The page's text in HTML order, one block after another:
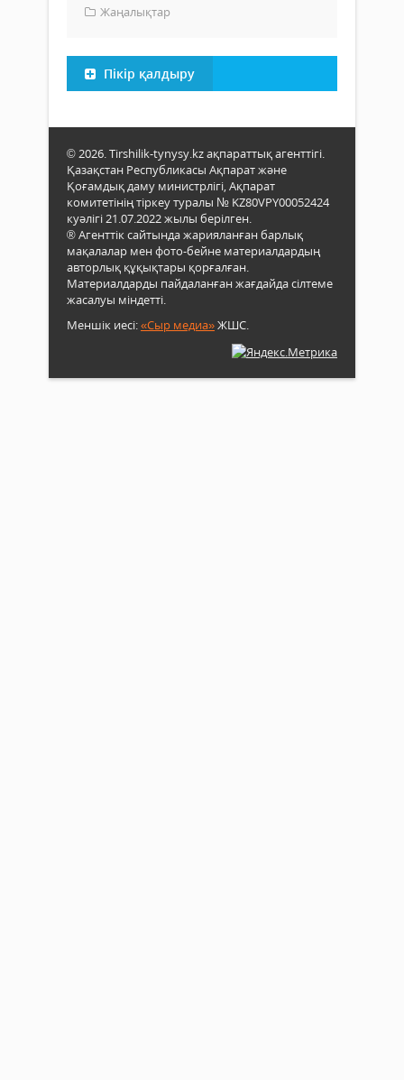
Жаңалықтар
Пікір қалдыру
© 2026. Tirshilik-tynysy.kz ақпараттық агенттігі.
Қазақстан Республикасы Ақпарат және
Қоғамдық даму министрлігі, Ақпарат
комитетінің тіркеу туралы № KZ80VPY00052424
куәлігі 21.07.2022 жылы берілген.
® Агенттік сайтында жарияланған барлық
мақалалар мен фото-бейне материалдардың
авторлық құқықтары қорғалған.
Материалдарды пайдаланған жағдайда сілтеме
жасалуы міндетті.
Меншік иесі:«Сыр медиа»ЖШС.